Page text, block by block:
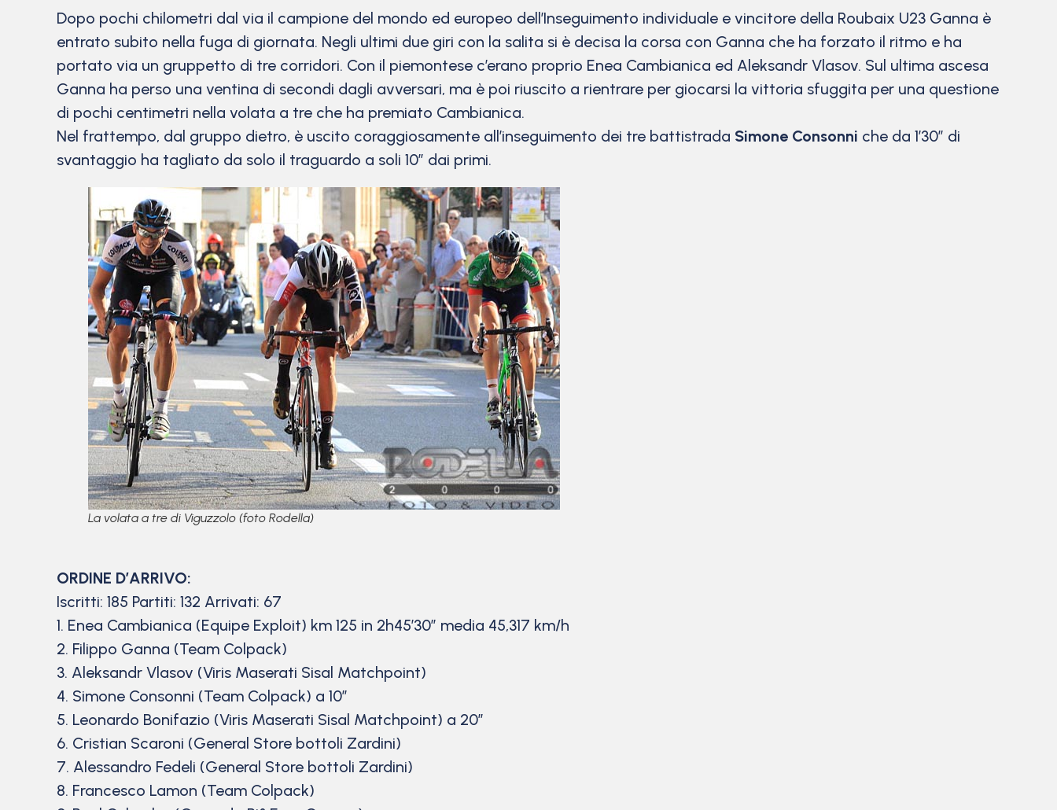
Dopo pochi chilometri dal via il campione del mondo ed europeo dell’Inseguimento individuale e vincitore della Roubaix U23 Ganna è
entrato subito nella fuga di giornata. Negli ultimi due giri con la salita si è decisa la corsa con Ganna che ha forzato il ritmo e ha
portato via un gruppetto di tre corridori. Con il piemontese c’erano proprio Enea Cambianica ed Aleksandr Vlasov. Sul ultima ascesa
Ganna ha perso una ventina di secondi dagli avversari, ma è poi riuscito a rientrare per giocarsi la vittoria sfuggita per una questione
di pochi centimetri nella volata a tre che ha premiato Cambianica.
Nel frattempo, dal gruppo dietro, è uscito coraggiosamente all’inseguimento dei tre battistrada Simone Consonni che da 1’30” di
svantaggio ha tagliato da solo il traguardo a soli 10” dai primi.
La volata a tre di Viguzzolo (foto Rodella)
ORDINE D’ARRIVO:
Iscritti: 185 Partiti: 132 Arrivati: 67
1. Enea Cambianica (Equipe Exploit) km 125 in 2h45’30” media 45,317 km/h
2. Filippo Ganna (Team Colpack)
3. Aleksandr Vlasov (Viris Maserati Sisal Matchpoint)
4. Simone Consonni (Team Colpack) a 10″
5. Leonardo Bonifazio (Viris Maserati Sisal Matchpoint) a 20″
6. Cristian Scaroni (General Store bottoli Zardini)
7. Alessandro Fedeli (General Store bottoli Zardini)
8. Francesco Lamon (Team Colpack)